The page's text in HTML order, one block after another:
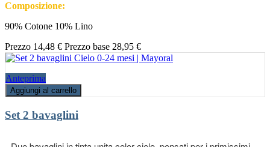
Composizione:
90% Cotone 10% Lino
Prezzo 14,48 € Prezzo base 28,95 €
Anteprima
Aggiungi al carrello
Set 2 bavaglini